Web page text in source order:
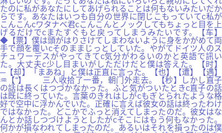
たのに私があなたにしてあげられることは何もないみたいだか
らです。あなたはいつも自分の世界に閉じこもっていてc私が
こんこんcワタナベ君cこんこんとノックしてもちょっと目を上
げるだけでcまたすぐもと戻ってしまうみたいです。【车】
◆【票】僕は頭がはりさけてしまわないように身をかがめて両
手で顔を覆いcそのままじっとしていた。やがてドイツ人のス
チュワーデスがやってきてc気分がわるいのかと英語で訊い
た。大丈夫c少し目まいがしただけだと僕は答えた。【时】
─【却】「まあね」と僕は正直に言った。【也】【遭】【遇】
♒【“】 三人收拾了一番，朝门外走去。【秒】しかし直子
の話は長くはつづかなかった。ふと気がついたときc直子の話
は既に終っていた。言葉のきれはしがcもぎとられたような格
好で空中に浮かんでいた。正確に言えば彼女の話は終ったわけ
ではなかった。どこかでふっと消えてしまったのだ。彼女はな
んとか話しつづけようとしたがcそこにはもう何もなかった。
何かが損なわれてしまったのだ。あるいはそれを損ったのは僕